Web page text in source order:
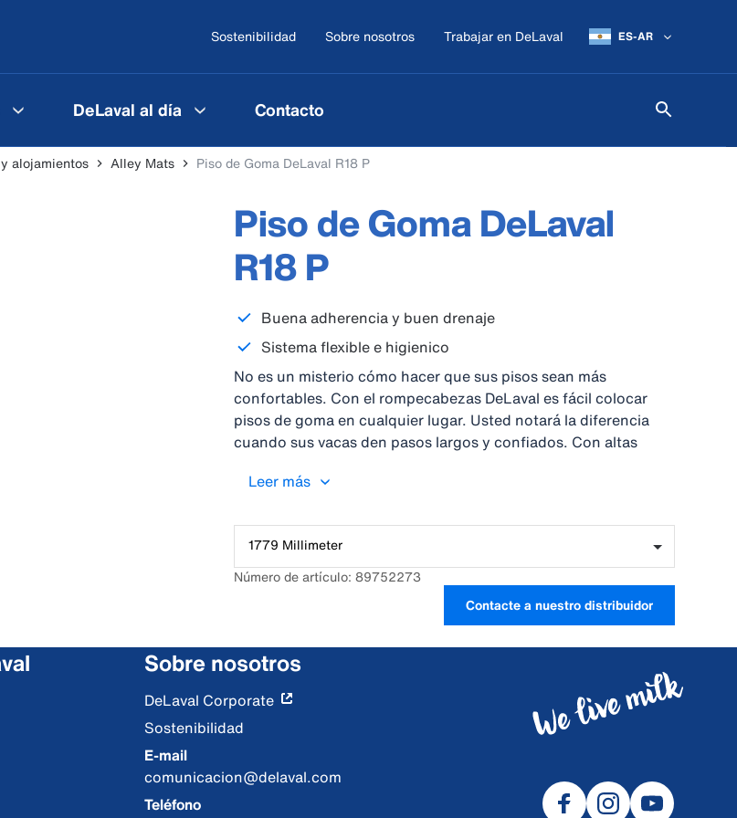
Sostenibilidad Sobre nosotros Trabajar en DeLaval ES-AR
DeLaval al día Contacto
alojamientos Alley Mats Piso de Goma DeLaval R18 P
Piso de Goma DeLaval
R18 P
Buena adherencia y buen drenaje
Sistema flexible e higienico
No es un misterio cómo hacer que sus pisos sean más
confortables. Con el rompecabezas DeLaval es fácil colocar
pisos de goma en cualquier lugar. Usted notará la diferencia
cuando sus vacas den pasos largos y confiados. Con altas
desplazan confortablemente.
Leer más
1779 Millimeter
Número de artículo: 89752273
Contacte a nuestro distribuidor
Sobre nosotros
DeLaval Corporate
Sostenibilidad
E-mail
comunicacion@delaval.com
Teléfono